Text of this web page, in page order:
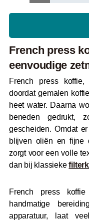
French press
eenvoudige
French press
doordat gemalen
heet water. Daarna
beneden gedrukt,
gescheiden. Omdat
blijven oliën en fijne
zorgt voor een volle
dan bij klassieke
French press
handmatige
apparatuur, laat